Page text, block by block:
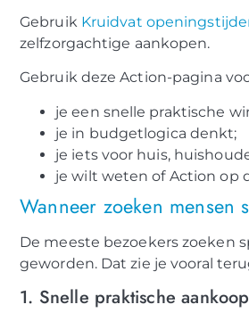
Gebruik Kruidvat
zelfzorgachtige aankopen.
Gebruik deze Action-pagina
je een snelle praktische
je in budgetlogica denkt;
je iets voor huis,
je wilt weten of Action op
Wanneer zoeken
De meeste bezoekers zoeken
geworden. Dat zie je vooral
1. Snelle praktische aankoop